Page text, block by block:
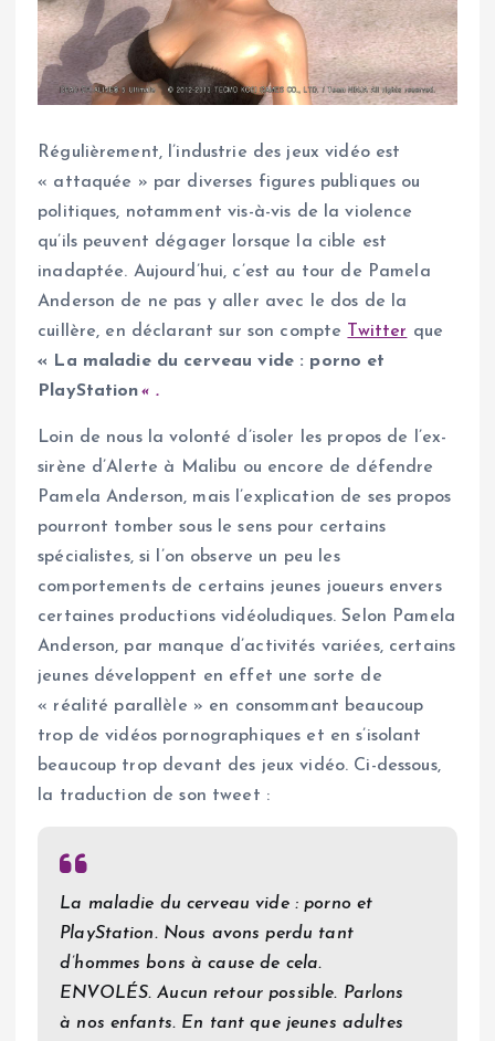
Régulièrement, l’industrie des jeux vidéo est
« attaquée » par diverses figures publiques ou
politiques, notamment vis-à-vis de la violence
qu’ils peuvent dégager lorsque la cible est
inadaptée. Aujourd’hui, c’est au tour de Pamela
Anderson de ne pas y aller avec le dos de la
cuillère, en déclarant sur son compte
Twitter que
« La maladie du cerveau vide : porno et
PlayStation« .
Loin de nous la volonté d’isoler les propos de l’ex-
sirène d’Alerte à Malibu ou encore de défendre
Pamela Anderson, mais l’explication de ses propos
pourront tomber sous le sens pour certains
spécialistes, si l’on observe un peu les
comportements de certains jeunes joueurs envers
certaines productions vidéoludiques. Selon Pamela
Anderson, par manque d’activités variées, certains
jeunes développent en effet une sorte de
« réalité parallèle » en consommant beaucoup
trop de vidéos pornographiques et en s’isolant
beaucoup trop devant des jeux vidéo. Ci-dessous,
la traduction de son tweet :
La maladie du cerveau vide : porno et
PlayStation. Nous avons perdu tant
d’hommes bons à cause de cela.
ENVOLÉS. Aucun retour possible. Parlons
à nos enfants. En tant que jeunes adultes